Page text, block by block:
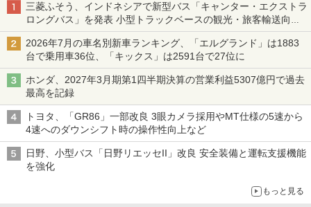
三菱ふそう、インドネシアで新型バス「キャンター・エクストラ
ロングバス」を発表 小型トラックベースの観光・旅客輸送向け
バス
2026年7月の車名別新車ランキング、「エルグランド」は1883
台で乗用車36位、「キックス」は2591台で27位に
ホンダ、2027年3月期第1四半期決算の営業利益5307億円で過去
最高を記録
トヨタ、「GR86」一部改良 3眼カメラ採用やMT仕様の5速から
4速へのダウンシフト時の操作性向上など
日野、小型バス「日野リエッセII」改良 安全装備と運転支援機能
を強化
もっと見る